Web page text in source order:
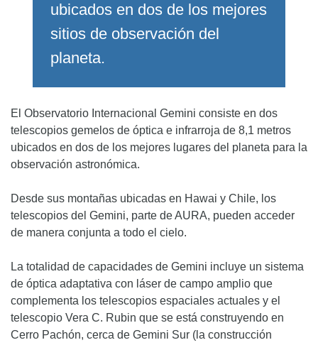
ubicados en dos de los mejores
sitios de observación del
planeta.
El Observatorio Internacional Gemini consiste en dos
telescopios gemelos de óptica e infrarroja de 8,1 metros
ubicados en dos de los mejores lugares del planeta para la
observación astronómica.
Desde sus montañas ubicadas en Hawai y Chile, los
telescopios del Gemini, parte de AURA, pueden acceder
de manera conjunta a todo el cielo.
La totalidad de capacidades de Gemini incluye un sistema
de óptica adaptativa con láser de campo amplio que
complementa los telescopios espaciales actuales y el
telescopio Vera C. Rubin que se está construyendo en
Cerro Pachón, cerca de Gemini Sur (la construcción